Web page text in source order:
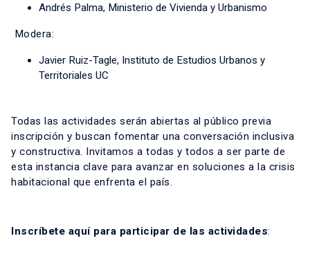
Andrés Palma, Ministerio de Vivienda y Urbanismo
Modera:
Javier Ruiz-Tagle, Instituto de Estudios Urbanos y
Territoriales UC
Todas las actividades serán abiertas al público previa
inscripción y buscan fomentar una conversación inclusiva
y constructiva. Invitamos a todas y todos a ser parte de
esta instancia clave para avanzar en soluciones a la crisis
habitacional que enfrenta el país.
Inscríbete aquí para participar de las actividades: